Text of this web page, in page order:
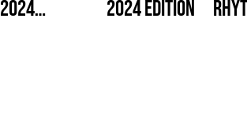
2024
2024 Edition